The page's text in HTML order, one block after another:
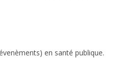
en santé publique.